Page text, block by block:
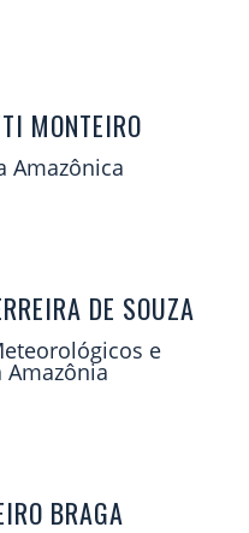
MONTEIRO
Amazônica
DE SOUZA
e
BRAGA